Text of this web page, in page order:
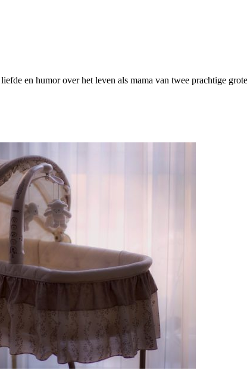
en humor over het leven als mama van twee prachtige